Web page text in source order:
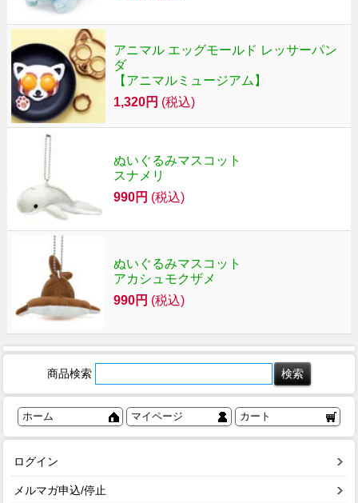
アニマル エッグモールド レッサーパン
ダ
【アニマルミュージアム】
1,320円 (税込)
ぬいぐるみマスコット
スナメリ
990円 (税込)
ぬいぐるみマスコット
アカシュモクザメ
990円 (税込)
商品検索
ホーム マイページ カート
ログイン
メルマガ申込/停止